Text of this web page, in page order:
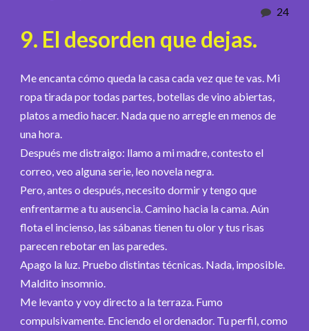
24
9. El desorden que dejas.
Me encanta cómo queda la casa cada vez que te vas. Mi
ropa tirada por todas partes, botellas de vino abiertas,
platos a medio hacer. Nada que no arregle en menos de
una hora.
Después me distraigo: llamo a mi madre, contesto el
correo, veo alguna serie, leo novela negra.
Pero, antes o después, necesito dormir y tengo que
enfrentarme a tu ausencia. Camino hacia la cama. Aún
flota el incienso, las sábanas tienen tu olor y tus risas
parecen rebotar en las paredes.
Apago la luz. Pruebo distintas técnicas. Nada, imposible.
Maldito insomnio.
Me levanto y voy directo a la terraza. Fumo
compulsivamente. Enciendo el ordenador. Tu perfil, como